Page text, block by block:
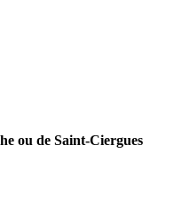
ou de Saint-Ciergues